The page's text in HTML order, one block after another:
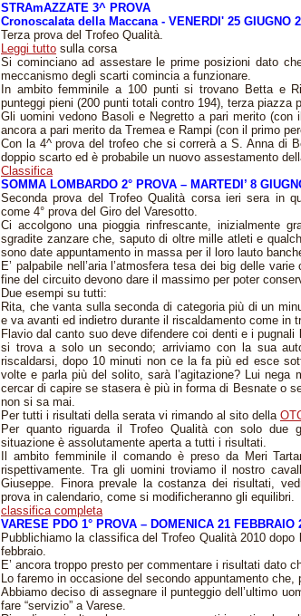
STRAmAZZATE 3^ PROVA
Cronoscalata della Maccana - VENERDI' 25 GIUGNO
Terza prova del Trofeo Qualità.
Leggi tutto sulla corsa
Si cominciano ad assestare le prime posizioni dato
meccanismo degli scarti comincia a funzionare.
In ambito femminile a 100 punti si trovano Betta e
punteggi pieni (200 punti totali contro 194), terza piazza
Gli uomini vedono Basoli e Negretto a pari merito
ancora a pari merito da Tremea e Rampi (con il primo
Con la 4^ prova del trofeo che si correrà a S. Anna di
doppio scarto ed è probabile un nuovo assestamento
Classifica
SOMMA LOMBARDO 2° PROVA – MARTEDI’ 8
Seconda prova del Trofeo Qualità corsa ieri sera in
come 4° prova del Giro del Varesotto.
Ci accolgono una pioggia rinfrescante, inizialmente
sgradite zanzare che, saputo di oltre mille atleti e
sono date appuntamento in massa per il loro lauto
E’ palpabile nell’aria l’atmosfera tesa dei big delle
fine del circuito devono dare il massimo per poter
Due esempi su tutti:
Rita, che vanta sulla seconda di categoria più di un
e va avanti ed indietro durante il riscaldamento come in
Flavio dal canto suo deve difendere coi denti e i
si trova a solo un secondo; arriviamo con la sua
riscaldarsi, dopo 10 minuti non ce la fa più ed esce
volte e parla più del solito, sarà l’agitazione? Lui nega
cercar di capire se stasera è più in forma di Besnate o
non si sa mai.
Per tutti i risultati della serata vi rimando al sito della
Per quanto riguarda il Trofeo Qualità con solo due
situazione è assolutamente aperta a tutti i risultati.
Il ambito femminile il comando è preso da Meri
rispettivamente. Tra gli uomini troviamo il nostro
Giuseppe. Finora prevale la costanza dei risultati,
prova in calendario, come si modificheranno gli equilibri.
classifica completa
VARESE PDO 1° PROVA – DOMENICA 21 FEBBRAIO
Pubblichiamo la classifica del Trofeo Qualità 2010
febbraio.
E’ ancora troppo presto per commentare i risultati dato
Lo faremo in occasione del secondo appuntamento
Abbiamo deciso di assegnare il punteggio dell’ultimo
fare “servizio” a Varese.